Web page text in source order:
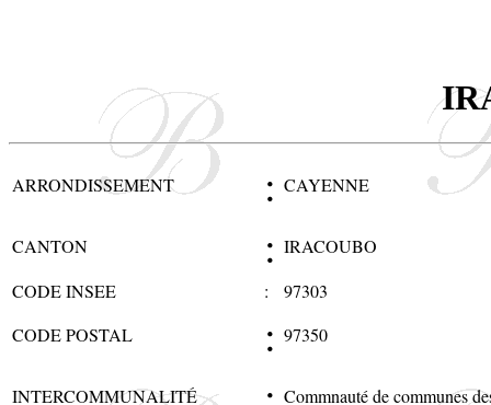
ARRONDISSEMENT : CAYENNE
CANTON : IRACOUBO
CODE INSEE
:
97303
CODE POSTAL
: 97350
INTERCOMMUNALITÉ Commnauté de communes